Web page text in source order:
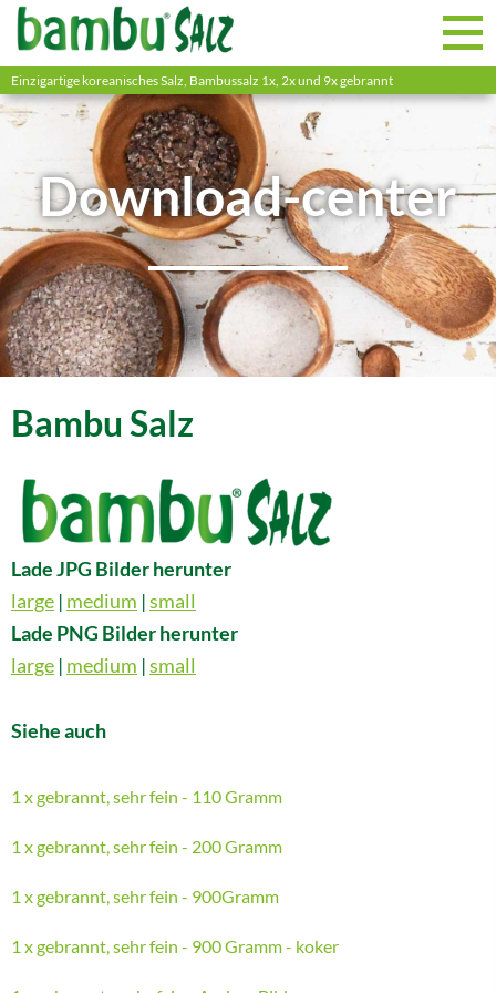
Einzigartige koreanisches Salz, Bambussalz 1x, 2x und 9x gebrannt
Download-center
Bambu Salz
Lade JPG Bilder herunter
large | medium |small
Lade PNG Bilder herunter
large | medium |small
Siehe auch
1 x gebrannt, sehr fein - 110 Gramm
1 x gebrannt, sehr fein - 200 Gramm
1 x gebrannt, sehr fein - 900Gramm
1 x gebrannt, sehr fein - 900 Gramm - koker